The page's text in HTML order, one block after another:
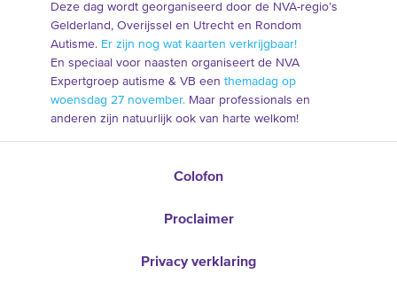
Deze dag wordt georganiseerd door de NVA-regio’s
Gelderland, Overijssel en Utrecht en Rondom
Autisme. Er zijn nog wat kaarten verkrijgbaar!
En speciaal voor naasten organiseert de NVA
Expertgroep autisme & VB een themadag op
woensdag 27 november.Maar professionals en
anderen zijn natuurlijk ook van harte welkom!
Colofon
Proclaimer
Privacy verklaring